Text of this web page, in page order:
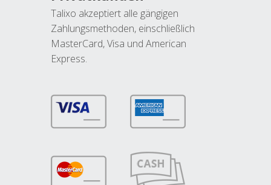
Talixo akzeptiert alle gängigen
Zahlungsmethoden, einschließlich
MasterCard, Visa und American
Express.